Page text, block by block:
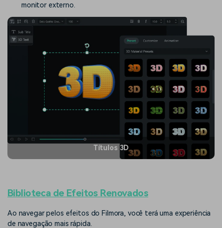
monitor externo.
Títulos 3D
Biblioteca de Efeitos Renovados
Ao navegar pelos efeitos do Filmora, você terá uma experiência
de navegação mais rápida.